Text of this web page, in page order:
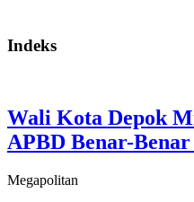
Indeks
Wali Kota Depok
APBD Benar-
Megapolitan